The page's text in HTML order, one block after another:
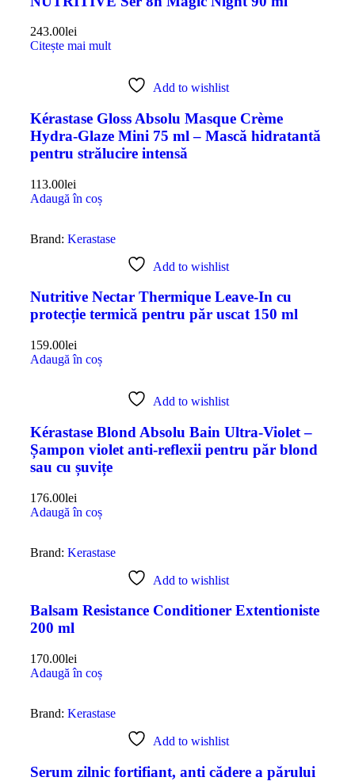
243.00lei
Citește mai mult
Add to wishlist
Kérastase Gloss Absolu Masque Crème
Hydra-Glaze Mini 75 ml – Mască hidratantă
pentru strălucire intensă
113.00lei
Adaugă în coș
Brand: Kerastase
Add to wishlist
Nutritive Nectar Thermique Leave-In cu
protecție termică pentru păr uscat 150 ml
159.00lei
Adaugă în coș
Add to wishlist
Kérastase Blond Absolu Bain Ultra-Violet –
Șampon violet anti-reflexii pentru păr blond
sau cu șuvițe
176.00lei
Adaugă în coș
Brand: Kerastase
Add to wishlist
Balsam Resistance Conditioner Extentioniste
200 ml
170.00lei
Adaugă în coș
Brand: Kerastase
Add to wishlist
Serum zilnic fortifiant, anti cădere a părului